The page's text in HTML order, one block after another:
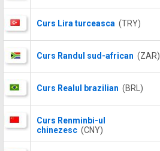
Curs Lira turceasca (TRY)
Curs Randul sud-african (ZAR)
Curs Realul brazilian (BRL)
Curs Renminbi-ul
chinezesc (CNY)